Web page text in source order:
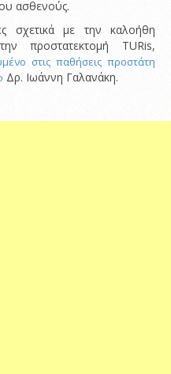
ασθενούς.
σχετικά με την καλοήθη
προστατεκτομή TURis,
στις παθήσεις προστάτη
Δρ. Ιωάννη Γαλανάκη.